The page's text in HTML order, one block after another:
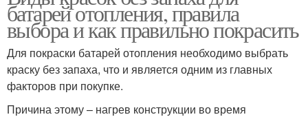
батарей отопления, правила
выбора и как правильно покрасить
Для покраски батарей отопления необходимо выбрать
краску без запаха, что и является одним из главных
факторов при покупке.
Причина этому – нагрев конструкции во время